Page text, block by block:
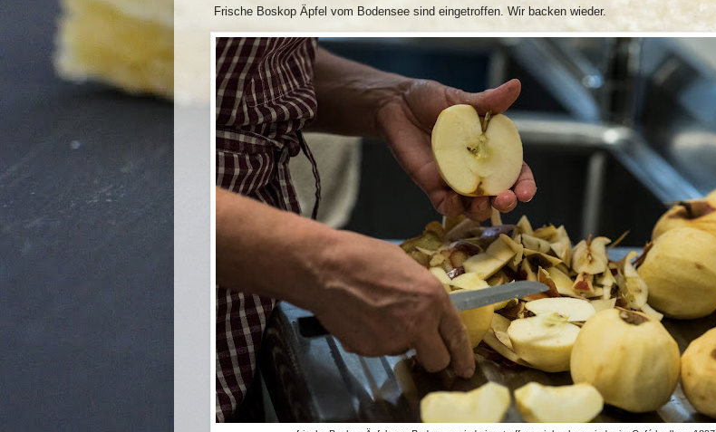
Frische Boskop Äpfel vom Bodensee sind eingetroffen. Wir backen wieder.